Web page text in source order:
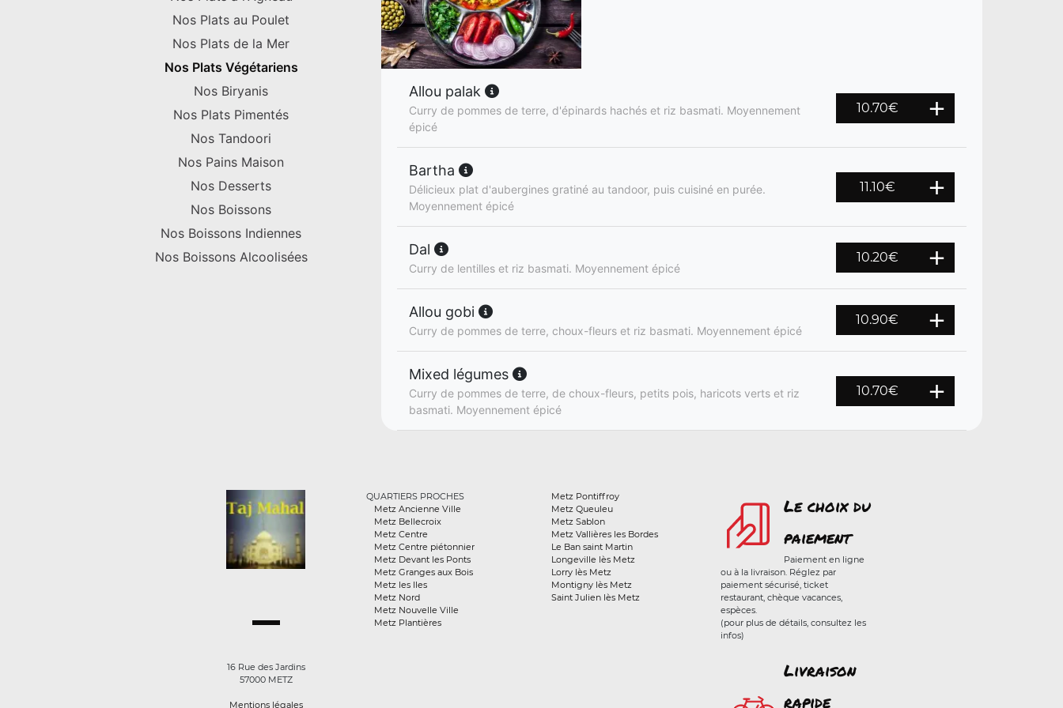
Nos Plats au Poulet
Nos Plats de la Mer
Nos Plats Végétariens
Nos Biryanis
Nos Plats Pimentés
Nos Tandoori
Nos Pains Maison
Nos Desserts
Nos Boissons
Nos Boissons Indiennes
Nos Boissons Alcoolisées
Allou palak
Curry de pommes de terre, d'épinards hachés et riz basmati. Moyennement
épicé
10.70€
Bartha
Délicieux plat d'aubergines gratiné au tandoor, puis cuisiné en purée.
Moyennement épicé
11.10€
Dal
Curry de lentilles et riz basmati. Moyennement épicé
10.20€
Allou gobi
Curry de pommes de terre, choux-fleurs et riz basmati. Moyennement épicé
10.90€
Mixed légumes
Curry de pommes de terre, de choux-fleurs, petits pois, haricots verts et riz
basmati. Moyennement épicé
10.70€
16 Rue des Jardins
57000 METZ
Mentions légales
QUARTIERS PROCHES
Metz Ancienne Ville
Metz Bellecroix
Metz Centre
Metz Centre piétonnier
Metz Devant les Ponts
Metz Granges aux Bois
Metz les Iles
Metz Nord
Metz Nouvelle Ville
Metz Plantières
Metz Pontiffroy
Metz Queuleu
Metz Sablon
Metz Vallières les Bordes
Le Ban saint Martin
Longeville lès Metz
Lorry lès Metz
Montigny lès Metz
Saint Julien lès Metz
Le choix du
paiement
Paiement en ligne
ou à la livraison. Réglez par
paiement sécurisé, ticket
restaurant, chèque vacances,
espèces.
(pour plus de détails, consultez les
infos)
Livraison
rapide